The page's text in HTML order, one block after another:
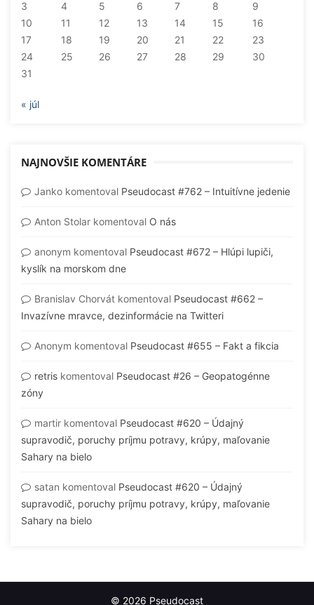
3
4 5 6 7 8
9
10
11 12 13 14 15
16
17
18 19 20 21 22
23
24
25 26 27 28 29
30
31
« júl
NAJNOVŠIE KOMENTÁRE
Janko komentoval Pseudocast #762 – Intuitívne jedenie
Anton Stolar komentoval O nás
anonym komentoval Pseudocast #672 – Hlúpi lupiči,
kyslík na morskom dne
Branislav Chorvát komentoval Pseudocast #662 –
Invazívne mravce, dezinformácie na Twitteri
Anonym komentoval Pseudocast #655 – Fakt a fikcia
retris komentoval Pseudocast #26 – Geopatogénne
zóny
martir komentoval Pseudocast #620 – Údajný
supravodič, poruchy príjmu potravy, krúpy, maľovanie
Sahary na bielo
satan komentoval Pseudocast #620 – Údajný
supravodič, poruchy príjmu potravy, krúpy, maľovanie
Sahary na bielo
© 2026 Pseudocast